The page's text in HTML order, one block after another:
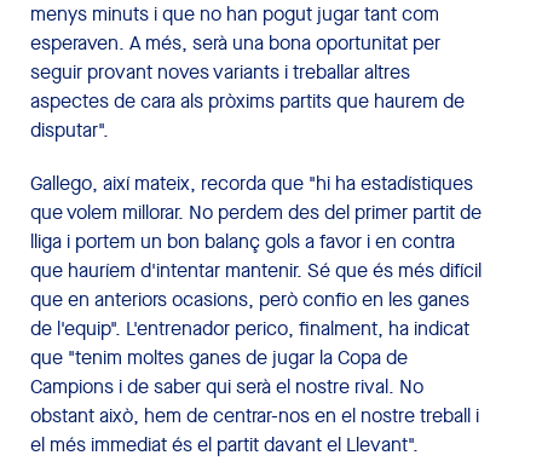
menys minuts i que no han pogut jugar tant com
esperaven. A més, serà una bona oportunitat per
seguir provant noves variants i treballar altres
aspectes de cara als pròxims partits que haurem de
disputar".
Gallego, així mateix, recorda que "hi ha estadístiques
que volem millorar. No perdem des del primer partit de
lliga i portem un bon balanç gols a favor i en contra
que hauríem d'intentar mantenir. Sé que és més difícil
que en anteriors ocasions, però confio en les ganes
de l'equip". L'entrenador perico, finalment, ha indicat
que "tenim moltes ganes de jugar la Copa de
Campions i de saber qui serà el nostre rival. No
obstant això, hem de centrar-nos en el nostre treball i
el més immediat és el partit davant el Llevant".